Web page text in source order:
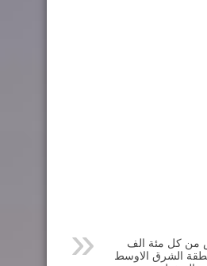
155 شخص من كل مئة الف
الشرق الاوسط